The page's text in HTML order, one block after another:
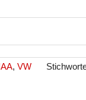
, VW